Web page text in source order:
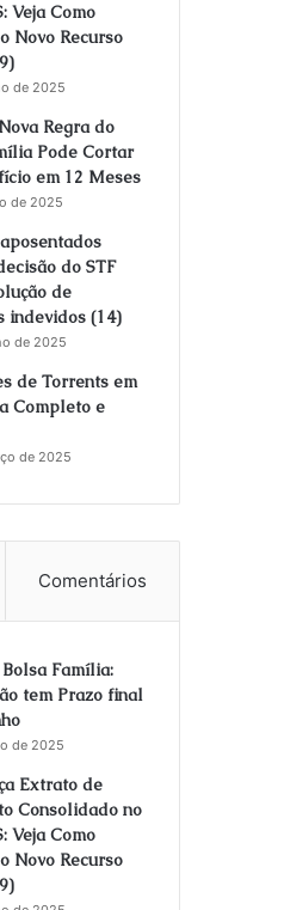
Veja Como
Novo Recurso
de 2025
Regra do
Pode Cortar
em 12 Meses
de 2025
do STF
de
indevidos (14)
de 2025
de Torrents em
Completo e
de 2025
Comentários
Família:
tem Prazo final
de 2025
Extrato de
Consolidado no
Veja Como
Novo Recurso